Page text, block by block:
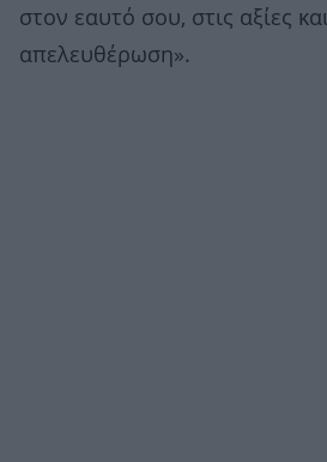
στον εαυτό σου, στις αξίες
απελευθέρωση».